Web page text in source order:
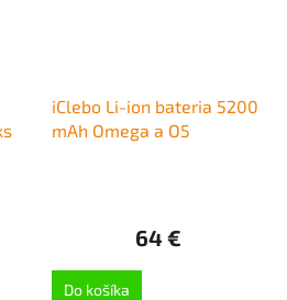
iClebo Li-ion bateria 5200
mAh Omega a O5
64 €
Do košíka